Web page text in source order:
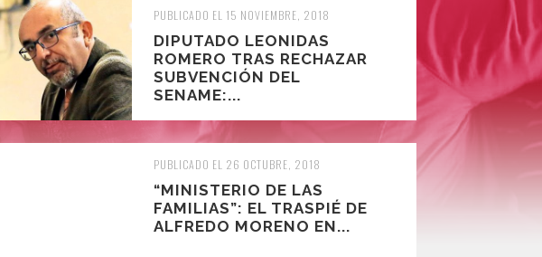
PUBLICADO EL 15 NOVIEMBRE, 2018
DIPUTADO LEONIDAS
ROMERO TRAS RECHAZAR
SUBVENCIÓN DEL
SENAME:...
PUBLICADO EL 26 OCTUBRE, 2018
“MINISTERIO DE LAS
FAMILIAS”: EL TRASPIÉ DE
ALFREDO MORENO EN...